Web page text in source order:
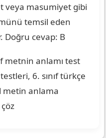
veya masumiyet gibi
temsil eden
Doğru cevap: B
metnin anlamı test
6. sınıf türkçe
metin anlama
çöz